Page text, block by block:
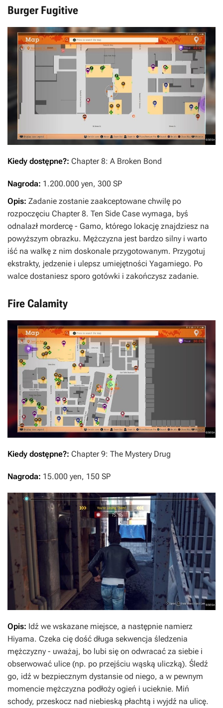
Burger Fugitive
Kiedy dostępne?: Chapter 8: A Broken Bond
Nagroda: 1.200.000 yen, 300 SP
Opis: Zadanie zostanie zaakceptowane chwilę po
rozpoczęciu Chapter 8. Ten Side Case wymaga, byś
odnalazł mordercę - Gamo, którego lokację znajdziesz na
powyższym obrazku. Mężczyzna jest bardzo silny i warto
iść na walkę z nim doskonale przygotowanym. Przygotuj
ekstrakty, jedzenie i ulepsz umiejętności Yagamiego. Po
walce dostaniesz sporo gotówki i zakończysz zadanie.
Fire Calamity
Kiedy dostępne?: Chapter 9: The Mystery Drug
Nagroda: 15.000 yen, 150 SP
Opis: Idź we wskazane miejsce, a następnie namierz
Hiyama. Czeka cię dość długa sekwencja śledzenia
mężczyzny - uważaj, bo lubi się on odwracać za siebie i
obserwować ulice (np. po przejściu wąską uliczką). Śledź
go, idź w bezpiecznym dystansie od niego, a w pewnym
momencie mężczyzna podłoży ogień i ucieknie. Miń
schody, przeskocz nad niebieską płachtą i wyjdź na ulicę.